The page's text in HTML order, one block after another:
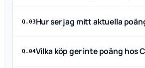
Q.03Hur ser jag mitt aktuella
Q.04Vilka köp ger inte poäng hos